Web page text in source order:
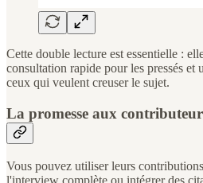
Cette double lecture est essentielle :
consultation rapide pour les pressés et
ceux qui veulent creuser le sujet.
La promesse aux
Vous pouvez utiliser leurs
l'interview complète ou intégrer des